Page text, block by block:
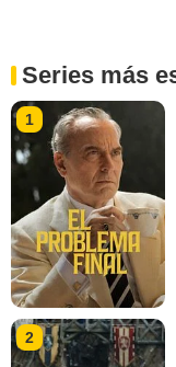
Series más
1
2